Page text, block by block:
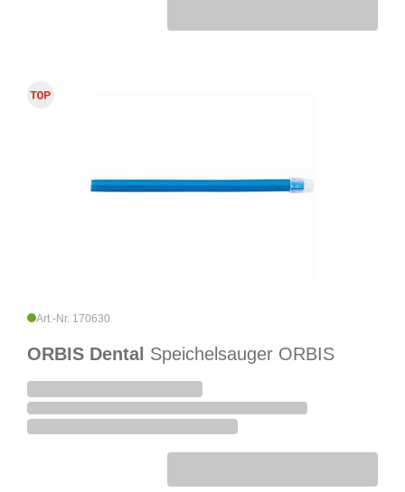
Art.-Nr. 170630
ORBIS Dental Speichelsauger ORBIS